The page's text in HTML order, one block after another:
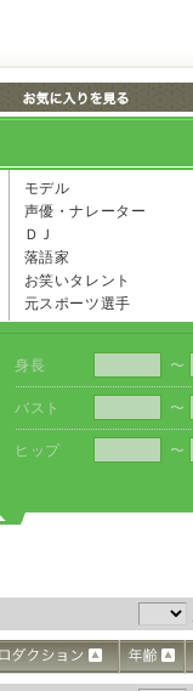
モデル
声優・ナレーター
ＤＪ
落語家
お笑いタレント
元スポーツ選手
身長 〜
バスト 〜
ヒップ 〜